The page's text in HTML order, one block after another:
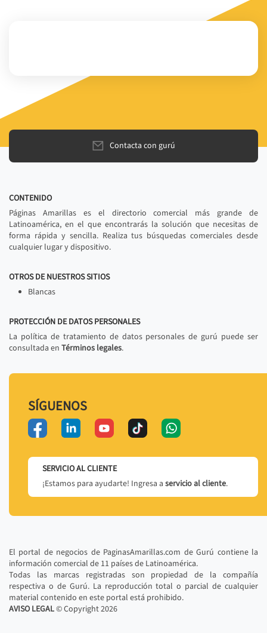
Contacta con gurú
CONTENIDO
Páginas Amarillas es el directorio comercial más grande de
Latinoamérica, en el que encontrarás la solución que necesitas de
forma rápida y sencilla. Realiza tus búsquedas comerciales desde
cualquier lugar y dispositivo.
OTROS DE NUESTROS SITIOS
Blancas
PROTECCIÓN DE DATOS PERSONALES
La política de tratamiento de datos personales de gurú puede ser
consultada en Términos legales.
SÍGUENOS
SERVICIO AL CLIENTE
¡Estamos para ayudarte! Ingresa a servicio al cliente.
El portal de negocios de PaginasAmarillas.com de Gurú contiene la
información comercial de 11 países de Latinoamérica.
Todas las marcas registradas son propiedad de la compañía
respectiva o de Gurú. La reproducción total o parcial de cualquier
material contenido en este portal está prohibido.
AVISO LEGAL© Copyright2026